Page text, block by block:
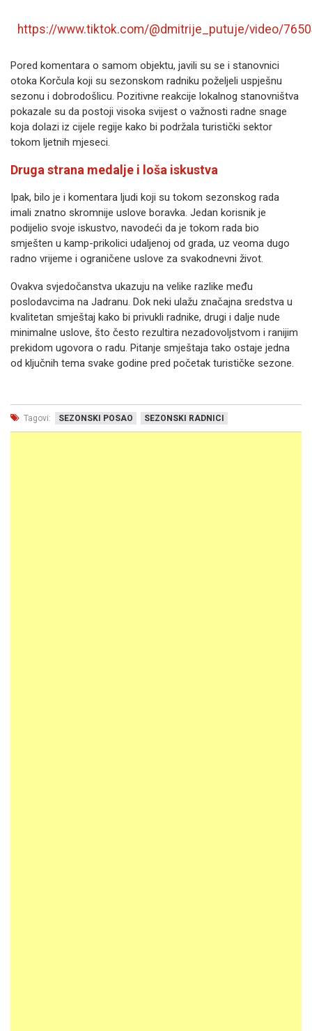
https://www.tiktok.com/@dmitrije_putuje/video/
Pored komentara o samom objektu, javili su se i stanovnici
otoka Korčula koji su sezonskom radniku poželjeli uspješnu
sezonu i dobrodošlicu. Pozitivne reakcije lokalnog stanovništva
pokazale su da postoji visoka svijest o važnosti radne snage
koja dolazi iz cijele regije kako bi podržala turistički sektor
tokom ljetnih mjeseci.
Druga strana medalje i loša iskustva
Ipak, bilo je i komentara ljudi koji su tokom sezonskog rada
imali znatno skromnije uslove boravka. Jedan korisnik je
podijelio svoje iskustvo, navodeći da je tokom rada bio
smješten u kamp-prikolici udaljenoj od grada, uz veoma dugo
radno vrijeme i ograničene uslove za svakodnevni život.
Ovakva svjedočanstva ukazuju na velike razlike među
poslodavcima na Jadranu. Dok neki ulažu značajna sredstva u
kvalitetan smještaj kako bi privukli radnike, drugi i dalje nude
minimalne uslove, što često rezultira nezadovoljstvom i ranijim
prekidom ugovora o radu. Pitanje smještaja tako ostaje jedna
od ključnih tema svake godine pred početak turističke sezone.
Tagovi: SEZONSKI POSAO SEZONSKI RADNICI